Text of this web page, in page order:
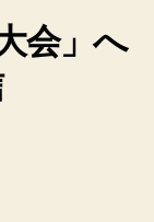
会」へ